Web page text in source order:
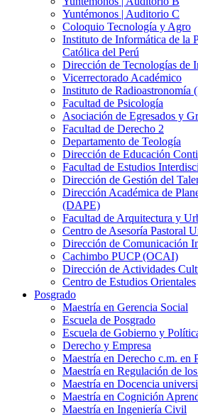
Yuntémonos | Auditorio C
Coloquio Tecnología y Agro
Instituto de Informática de la
Católica del Perú
Dirección de Tecnologías de
Vicerrectorado Académico
Instituto de Radioastronomía
Facultad de Psicología
Asociación de Egresados y
Facultad de Derecho 2
Departamento de Teología
Dirección de Educación
Facultad de Estudios
Dirección de Gestión del
Dirección Académica de
(DAPE)
Facultad de Arquitectura y
Centro de Asesoría Pastoral
Dirección de Comunicación
Cachimbo PUCP (OCAI)
Dirección de Actividades
Centro de Estudios Orientales
Posgrado
Maestría en Gerencia Social
Escuela de Posgrado
Escuela de Gobierno y
Derecho y Empresa
Maestría en Derecho c.m. en
Maestría en Regulación de
Maestría en Docencia
Maestría en Cognición
Maestría en Ingeniería Civil